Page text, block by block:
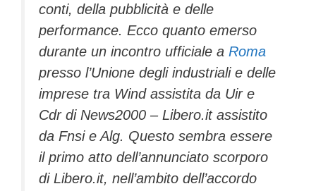
conti, della pubblicità e delle
performance. Ecco quanto emerso
durante un incontro ufficiale a Roma
presso l’Unione degli industriali e delle
imprese tra Wind assistita da Uir e
Cdr di News2000 – Libero.it assistito
da Fnsi e Alg. Questo sembra essere
il primo atto dell’annunciato scorporo
di Libero.it, nell’ambito dell’accordo